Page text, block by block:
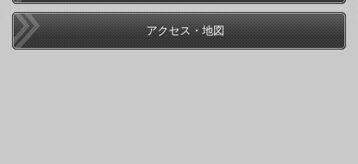
アクセス・地図